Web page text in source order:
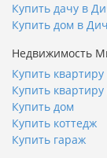
Купить дачу в
Купить дом в
Недвижимость
Купить квартиру
Купить
Купить дом
Купить коттедж
Купить гараж